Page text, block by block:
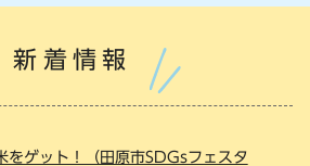
新着情報
をゲット！（田原市SDGsフェスタ